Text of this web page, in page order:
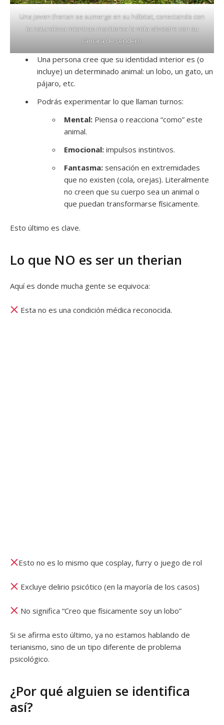
Una joven therian se sumerge en su hábitat, conectando con
la naturaleza mientras monitorea la vida silvestre con su
cámara de sendero.
Una persona cree que su identidad interior es (o
incluye) un determinado animal: un lobo, un gato, un
pájaro, etc.
Podrás experimentar lo que llaman turnos:
Mental: Piensa o reacciona “como” este
animal.
Emocional: impulsos instintivos.
Fantasma: sensación en extremidades
que no existen (cola, orejas). Literalmente
no creen que su cuerpo sea un animal o
que puedan transformarse físicamente.
Esto último es clave.
Lo que NO es ser un therian
Aquí es donde mucha gente se equivoca:
Esta no es una condición médica reconocida.
Esto no es lo mismo que cosplay, furry o juego de rol
Excluye delirio psicótico (en la mayoría de los casos)
No significa “Creo que físicamente soy un lobo”
Si se afirma esto último, ya no estamos hablando de
terianismo, sino de un tipo diferente de problema
psicológico.
¿Por qué alguien se identifica
así?